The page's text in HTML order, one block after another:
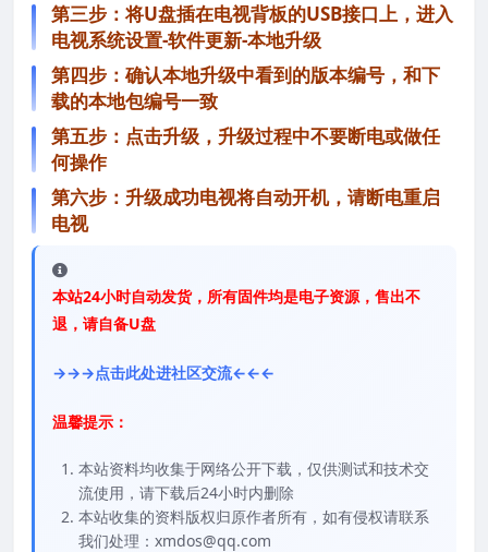
第三步：将U盘插在电视背板的USB接口上，进入
电视系统设置-软件更新-本地升级
第四步：确认本地升级中看到的版本编号，和下
载的本地包编号一致
第五步：点击升级，升级过程中不要断电或做任
何操作
第六步：升级成功电视将自动开机，请断电重启
电视
本站24小时自动发货，所有固件均是电子资源，售出不
退，请自备U盘
→→→点击此处进社区交流←←←
温馨提示：
本站资料均收集于网络公开下载，仅供测试和技术交
流使用，请下载后24小时内删除
本站收集的资料版权归原作者所有，如有侵权请联系
我们处理：xmdos@qq.com